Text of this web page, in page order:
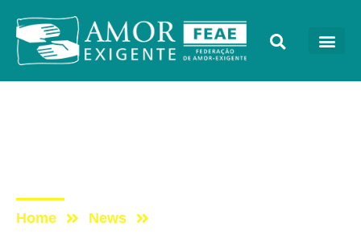
Home News